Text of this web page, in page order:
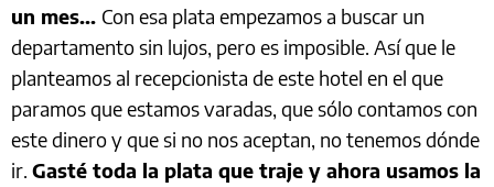
un mes... Con esa plata empezamos a buscar un
departamento sin lujos, pero es imposible. Así que le
planteamos al recepcionista de este hotel en el que
paramos que estamos varadas, que sólo contamos con
este dinero y que si no nos aceptan, no tenemos dónde
ir. Gasté toda la plata que traje y ahora usamos la